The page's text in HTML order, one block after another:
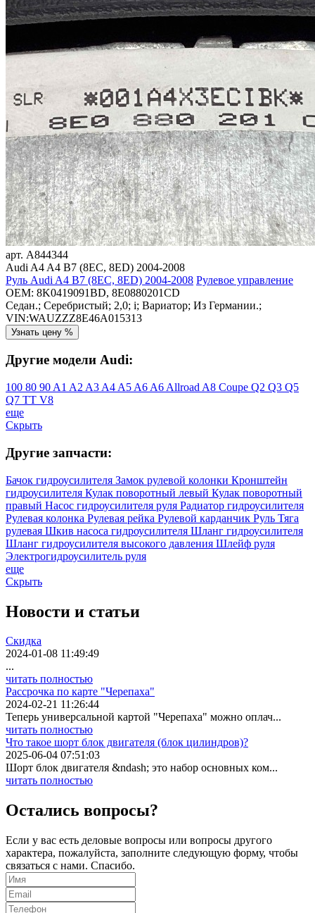
арт. A844344
Audi A4 A4 B7 (8EC, 8ED) 2004-2008
Руль Audi A4 B7 (8EC, 8ED) 2004-2008 Рулевое управление
OEM: 8K0419091BD, 8E0880201CD
Седан.; Серебристый; 2,0; i; Вариатор; Из Германии.;
VIN:WAUZZZ8E46A015313
Узнать цену %
Другие модели Audi:
100 80 90 A1 A2 A3 A4 A5 A6 A6 Allroad A8 Coupe Q2 Q3 Q5
Q7 TT V8
еще
Скрыть
Другие запчасти:
Бачок гидроусилителя Замок рулевой колонки Кронштейн
гидроусилителя Кулак поворотный левый Кулак поворотный
правый Насос гидроусилителя руля Радиатор гидроусилителя
Рулевая колонка Рулевая рейка Рулевой карданчик Руль Тяга
рулевая Шкив насоса гидроусилителя Шланг гидроусилителя
Шланг гидроусилителя высокого давления Шлейф руля
Электрогидроусилитель руля
еще
Скрыть
Новости и статьи
Скидка
2024-01-08 11:49:49
...
читать полностью
Рассрочка по карте "Черепаха"
2024-02-21 11:26:44
Теперь универсальной картой "Черепаха" можно оплач...
читать полностью
Что такое шорт блок двигателя (блок цилиндров)?
2025-06-04 07:51:03
Шорт блок двигателя &ndash; это набор основных ком...
читать полностью
Остались вопросы?
Если у вас есть деловые вопросы или вопросы другого
характера, пожалуйста, заполните следующую форму, чтобы
связаться с нами. Спасибо.